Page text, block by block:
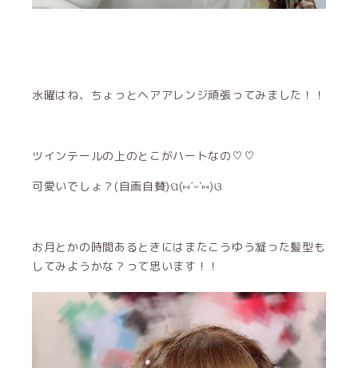
水曜はね、ちょっとヘアアレンジ頑張ってみました！！
ツインテールの上のとこがハートなの♡♡
可愛いでしょ？(自画自賛)ପ(⑅ˊᵕˋ⑅)ଓ
お月とかの時間あるときにはまたこうゆう凝った髪型も
してみようかな？って思います！！